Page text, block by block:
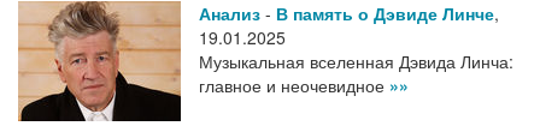
Анализ - В память о Дэвиде Линче,
19.01.2025
Музыкальная вселенная Дэвида Линча:
главное и неочевидное »»